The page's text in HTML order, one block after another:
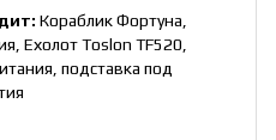
Кораблик Фортуна,
Ехолот Toslon TF520,
подставка под